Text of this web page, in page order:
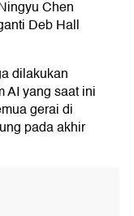
Chen
Deb Hall
dilakukan
AI yang saat ini
gerai di
pada akhir